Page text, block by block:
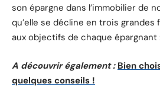
son épargne dans l’immobilier de
qu’elle se décline en trois grandes
aux objectifs de chaque épargnant
A découvrir également : Bien
quelques conseils !